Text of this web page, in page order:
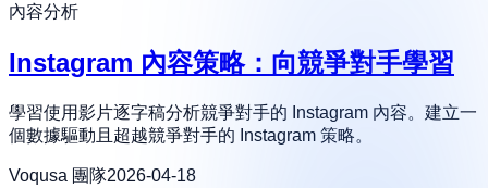
內容分析
Instagram 內容策略：向競爭對手學習
學習使用影片逐字稿分析競爭對手的 Instagram 內容。建立一
個數據驅動且超越競爭對手的 Instagram 策略。
Voqusa 團隊2026-04-18